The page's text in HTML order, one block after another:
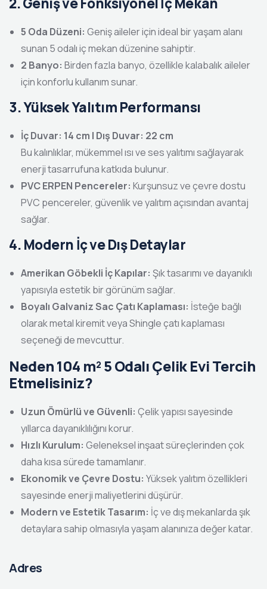
5 Oda Düzeni: Geniş aileler için ideal bir yaşam alanı
sunan 5 odalı iç mekan düzenine sahiptir.
2 Banyo: Birden fazla banyo, özellikle kalabalık aileler
için konforlu kullanım sunar.
3. Yüksek Yalıtım Performansı
İç Duvar: 14 cm | Dış Duvar: 22 cm
Bu kalınlıklar, mükemmel ısı ve ses yalıtımı sağlayarak
enerji tasarrufuna katkıda bulunur.
PVC ERPEN Pencereler: Kurşunsuz ve çevre dostu
PVC pencereler, güvenlik ve yalıtım açısından avantaj
sağlar.
4. Modern İç ve Dış Detaylar
Amerikan Göbekli İç Kapılar: Şık tasarımı ve dayanıklı
yapısıyla estetik bir görünüm sağlar.
Boyalı Galvaniz Sac Çatı Kaplaması: İsteğe bağlı
olarak metal kiremit veya Shingle çatı kaplaması
seçeneği de mevcuttur.
Neden 104 m²5 Odalı Çelik Evi Tercih
Etmelisiniz?
Uzun Ömürlü ve Güvenli: Çelik yapısı sayesinde
yıllarca dayanıklılığını korur.
Hızlı Kurulum: Geleneksel inşaat süreçlerinden çok
daha kısa sürede tamamlanır.
Ekonomik ve Çevre Dostu: Yüksek yalıtım özellikleri
sayesinde enerji maliyetlerini düşürür.
Modern ve Estetik Tasarım: İç ve dış mekanlarda şık
detaylara sahip olmasıyla yaşam alanınıza değer katar.
Adres